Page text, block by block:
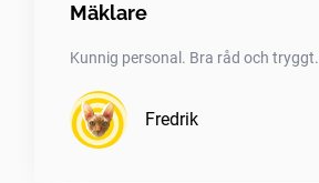
Mäklare
Kunnig personal. Bra råd och tryggt.
Fredrik